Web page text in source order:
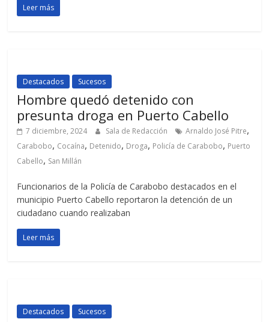
Leer más
Destacados Sucesos
Hombre quedó detenido con
presunta droga en Puerto Cabello
7 diciembre, 2024 Sala de Redacción Arnaldo José Pitre,
Carabobo, Cocaína, Detenido, Droga, Policía de Carabobo, Puerto
Cabello, San Millán
Funcionarios de la Policía de Carabobo destacados en el
municipio Puerto Cabello reportaron la detención de un
ciudadano cuando realizaban
Leer más
Destacados Sucesos